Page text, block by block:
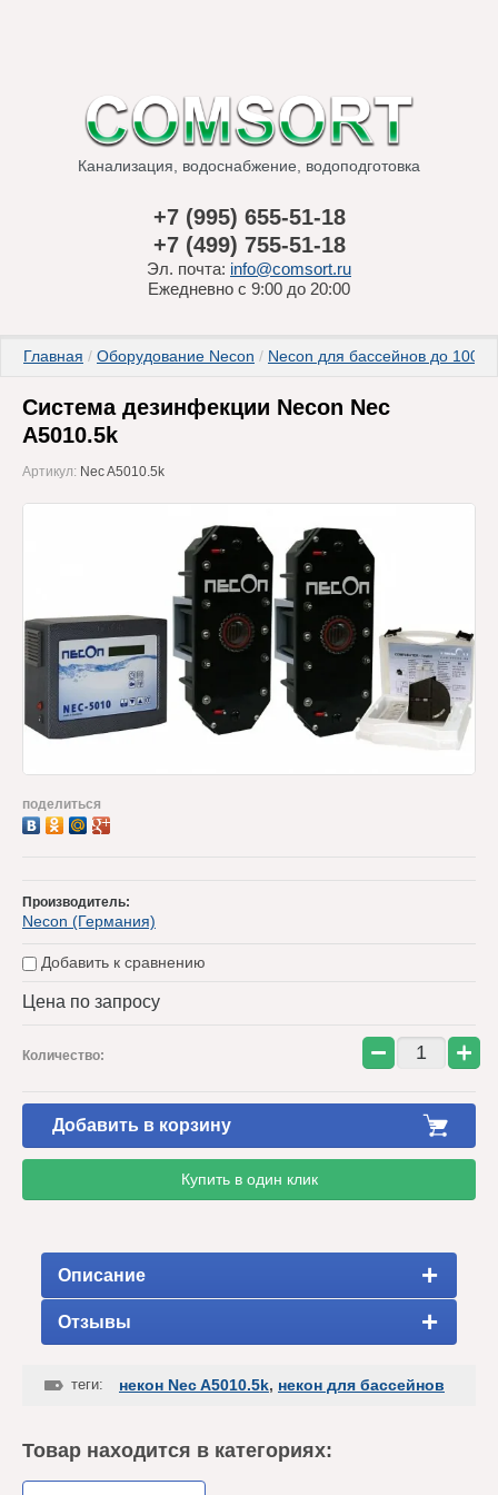
Канализация, водоснабжение, водоподготовка
+7 (995) 655-51-18
+7 (499) 755-51-18
Эл. почта: info@comsort.ru
Ежедневно с 9:00 до 20:00
Главная / Оборудование Necon / Necon для бассейнов до
Система дезинфекции Necon Nec
A5010.5k
Артикул: Nec A5010.5k
поделиться
Производитель:
Necon (Германия)
Добавить к сравнению
Цена по запросу
Количество: − +
Добавить в корзину
Купить в один клик
Описание
Отзывы
теги: некон Nec A5010.5k, некон для бассейнов
Товар находится в категориях: